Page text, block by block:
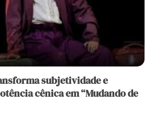
subjetividade e
cênica em “Mudando de